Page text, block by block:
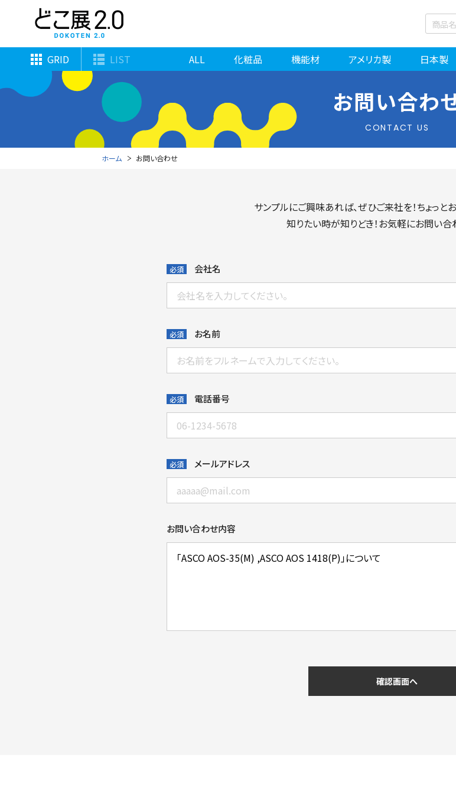
GRID LIST ALL 化粧品 機能材 アメリカ製 日本製
お問い合わ
CONTACT US
ホーム お問い合わせ
サンプルにご興味あれば、ぜひご来社を！ちょっと
知りたい時が知りどき！お気軽にお問い合
必須 会社名
必須 お名前
必須 電話番号
必須 メールアドレス
お問い合わせ内容